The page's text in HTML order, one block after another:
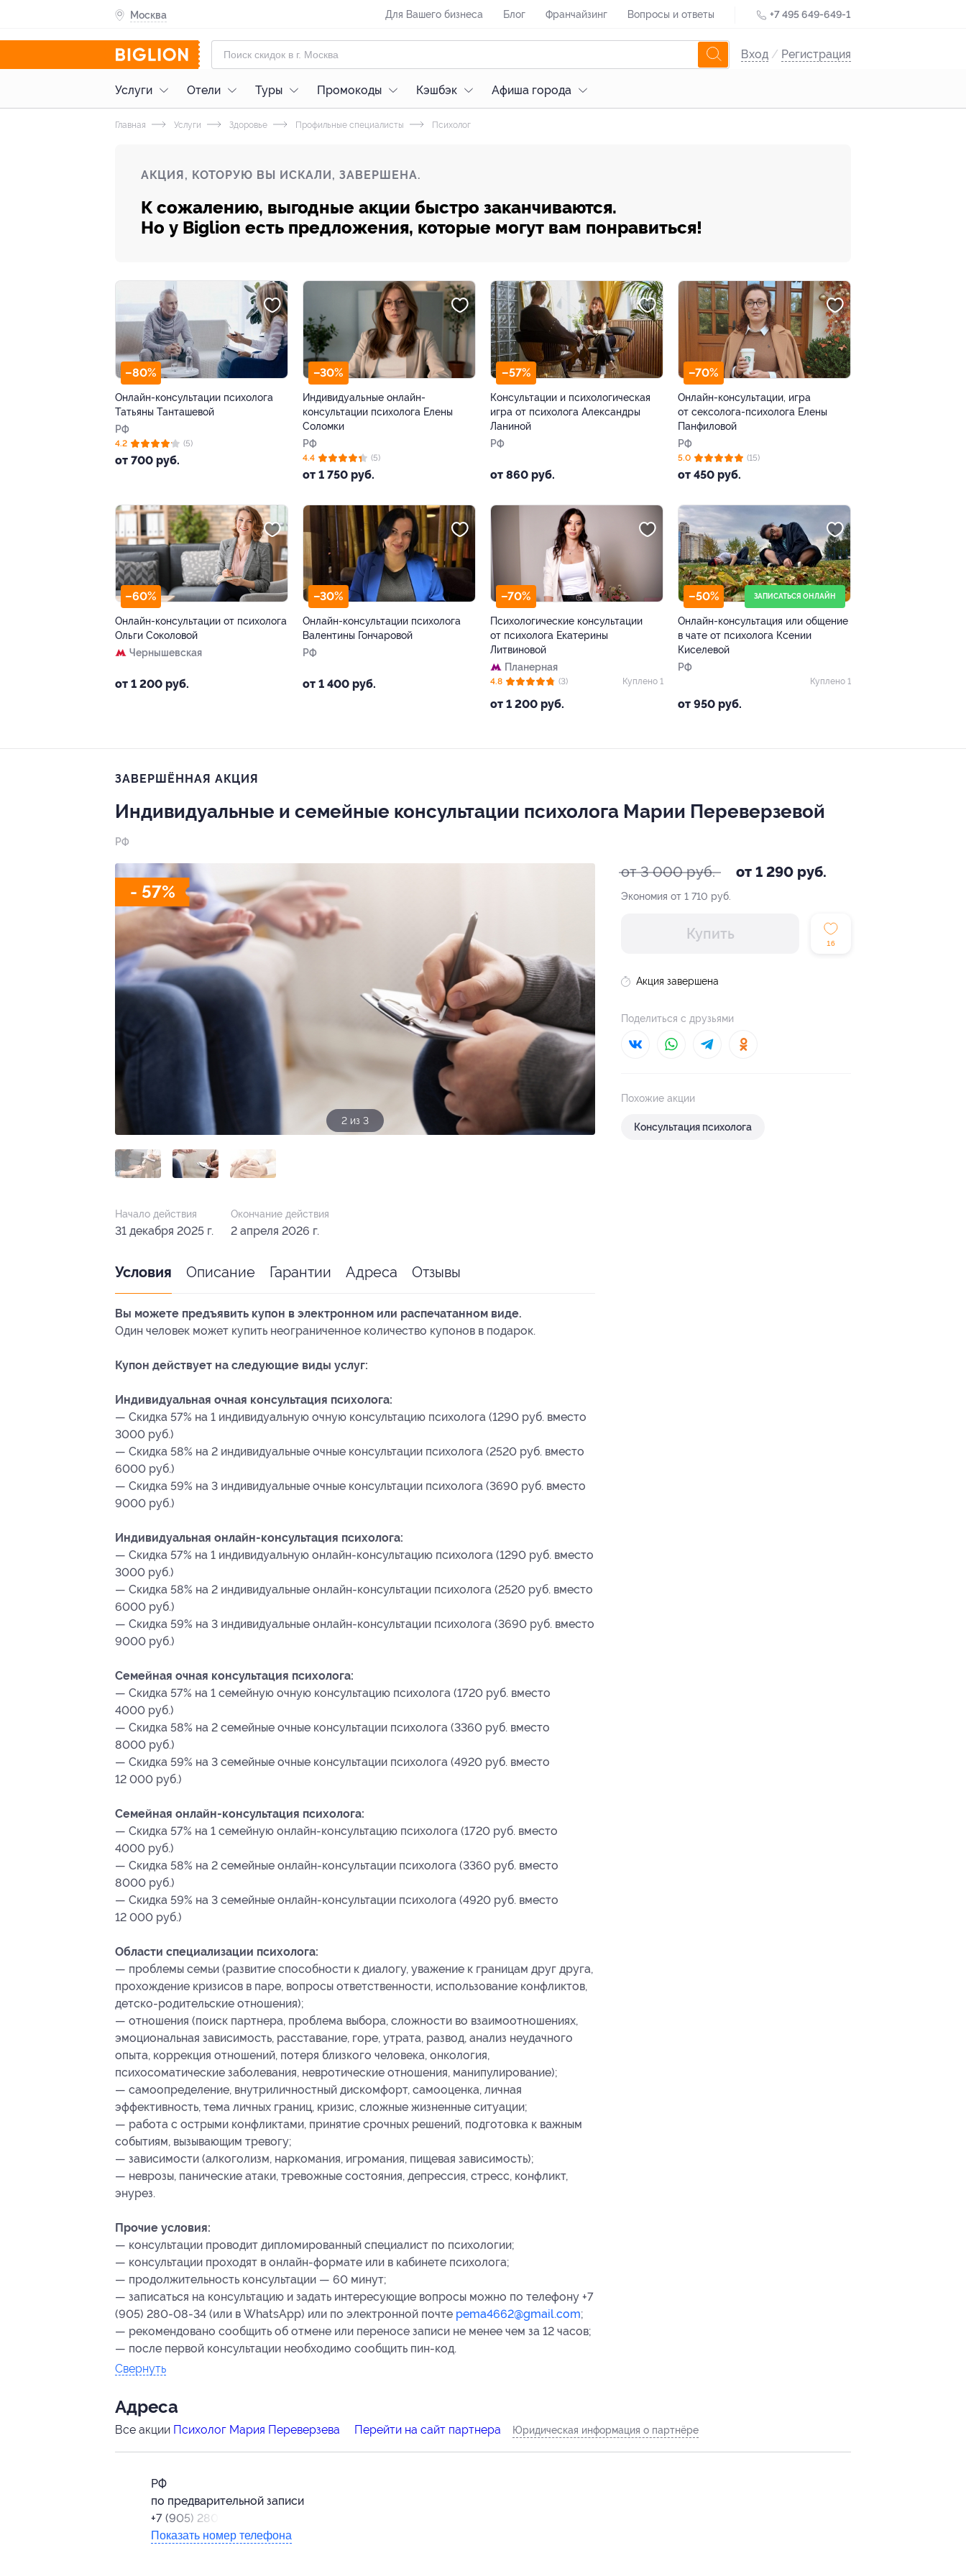
Москва Для Вашего бизнеса Блог Франчайзинг Вопросы и ответы +7 495 649-649-1
Вход / Регистрация
Услуги Отели Туры Промокоды Кэшбэк Афиша города
Главная Услуги Здоровье Профильные специалисты Психолог
АКЦИЯ, КОТОРУЮ ВЫ ИСКАЛИ, ЗАВЕРШЕНА.
К сожалению, выгодные акции быстро заканчиваются.
Но у Biglion есть предложения, которые могут вам понравиться!
–80%
Онлайн-консультации психолога
Татьяны Танташевой
РФ
от 700 руб.
4.2 (5)
–30%
Индивидуальные онлайн-
консультации психолога Елены
Соломки
РФ
от 1 750 руб.
4.4 (5)
–57%
Консультации и психологическая
игра от психолога Александры
Ланиной
РФ
от 860 руб.
–70%
Онлайн-консультации, игра
от сексолога-психолога Елены
Панфиловой
РФ
от 450 руб.
5.0 (15)
–60%
Онлайн-консультации от психолога
Ольги Соколовой
Чернышевская
от 1 200 руб.
–30%
Онлайн-консультации психолога
Валентины Гончаровой
РФ
от 1 400 руб.
–70%
Психологические консультации
от психолога Екатерины
Литвиновой
Планерная
от 1 200 руб.
4.8 (3) Куплено 1
–50% ЗАПИСАТЬСЯ ОНЛАЙН
Онлайн-консультация или общение
в чате от психолога Ксении
Киселевой
РФ
от 950 руб.
Куплено 1
ЗАВЕРШЁННАЯ АКЦИЯ
Индивидуальные и семейные консультации психолога Марии Переверзевой
РФ
- 57%
2 из 3
от 3 000 руб. от 1 290 руб.
Экономия от 1 710 руб.
Купить
16
Акция завершена
Поделиться с друзьями
Похожие акции
Консультация психолога
Начало действия
31 декабря 2025 г.
Окончание действия
2 апреля 2026 г.
Условия Описание Гарантии Адреса Отзывы
Вы можете предъявить купон в электронном или распечатанном виде.
Один человек может купить неограниченное количество купонов в подарок.
Купон действует на следующие виды услуг:
Индивидуальная очная консультация психолога:
— Скидка 57% на 1 индивидуальную очную консультацию психолога (1290 руб. вместо
3000 руб.)
— Скидка 58% на 2 индивидуальные очные консультации психолога (2520 руб. вместо
6000 руб.)
— Скидка 59% на 3 индивидуальные очные консультации психолога (3690 руб. вместо
9000 руб.)
Индивидуальная онлайн-консультация психолога:
— Скидка 57% на 1 индивидуальную онлайн-консультацию психолога (1290 руб. вместо
3000 руб.)
— Скидка 58% на 2 индивидуальные онлайн-консультации психолога (2520 руб. вместо
6000 руб.)
— Скидка 59% на 3 индивидуальные онлайн-консультации психолога (3690 руб. вместо
9000 руб.)
Семейная очная консультация психолога:
— Скидка 57% на 1 семейную очную консультацию психолога (1720 руб. вместо
4000 руб.)
— Скидка 58% на 2 семейные очные консультации психолога (3360 руб. вместо
8000 руб.)
— Скидка 59% на 3 семейные очные консультации психолога (4920 руб. вместо
12 000 руб.)
Семейная онлайн-консультация психолога:
— Скидка 57% на 1 семейную онлайн-консультацию психолога (1720 руб. вместо
4000 руб.)
— Скидка 58% на 2 семейные онлайн-консультации психолога (3360 руб. вместо
8000 руб.)
— Скидка 59% на 3 семейные онлайн-консультации психолога (4920 руб. вместо
12 000 руб.)
Области специализации психолога:
— проблемы семьи (развитие способности к диалогу, уважение к границам друг друга,
прохождение кризисов в паре, вопросы ответственности, использование конфликтов,
детско-родительские отношения);
— отношения (поиск партнера, проблема выбора, сложности во взаимоотношениях,
эмоциональная зависимость, расставание, горе, утрата, развод, анализ неудачного
опыта, коррекция отношений, потеря близкого человека, онкология,
психосоматические заболевания, невротические отношения, манипулирование);
— самоопределение, внутриличностный дискомфорт, самооценка, личная
эффективность, тема личных границ, кризис, сложные жизненные ситуации;
— работа с острыми конфликтами, принятие срочных решений, подготовка к важным
событиям, вызывающим тревогу;
— зависимости (алкоголизм, наркомания, игромания, пищевая зависимость);
— неврозы, панические атаки, тревожные состояния, депрессия, стресс, конфликт,
энурез.
Прочие условия:
— консультации проводит дипломированный специалист по психологии;
— консультации проходят в онлайн-формате или в кабинете психолога;
— продолжительность консультации — 60 минут;
— записаться на консультацию и задать интересующие вопросы можно по телефону +7
(905) 280-08-34 (или в WhatsApp) или по электронной почте pema4662@gmail.com;
— рекомендовано сообщить об отмене или переносе записи не менее чем за 12 часов;
— после первой консультации необходимо сообщить пин-код.
Свернуть
Адресa
Все акции Психолог Мария Переверзева Перейти на сайт партнера Юридическая информация о партнёре
РФ
по предварительной записи
+7 (905) 280-08-34
Показать номер телефона